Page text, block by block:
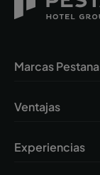
Marcas Pestana
Ventajas
Experiencias